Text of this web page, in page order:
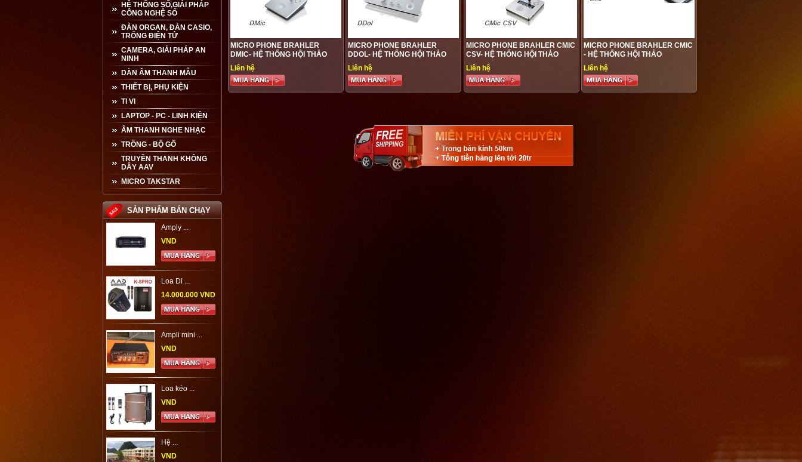
HỆ THỐNG SỐ,GIẢI PHÁP
CÔNG NGHỆ SỐ
ĐÀN ORGAN, ĐÀN CASIO,
TRỐNG ĐIỆN TỬ
CAMERA, GIẢI PHÁP AN
NINH
DÀN ÂM THANH MẪU
THIẾT BỊ, PHỤ KIỆN
TI VI
LAPTOP - PC - LINH KIỆN
ÂM THANH NGHE NHẠC
TRỒNG - BỘ GÕ
TRUYỀN THANH KHÔNG
DÂY AAV
MICRO TAKSTAR
SẢN PHẨM BÁN CHẠY
Amply ...
VND
Loa Di ...
14.000.000 VND
Ampli mini ...
VND
Loa kéo ...
VND
Hệ ...
VND
MICRO PHONE BRAHLER
DMIC- HỆ THỐNG HỘI THẢO
BRAHLER
Liên hệ
MICRO PHONE BRAHLER
DDOL- HỆ THỐNG HỘI THẢO
BRAHLER
Liên hệ
MICRO PHONE BRAHLER CMIC
CSV- HỆ THỐNG HỘI THẢO
BRAHLER
Liên hệ
MICRO PHONE BRAHLER CMIC
- HỆ THỐNG HỘI THẢO
BRAHLER
Liên hệ